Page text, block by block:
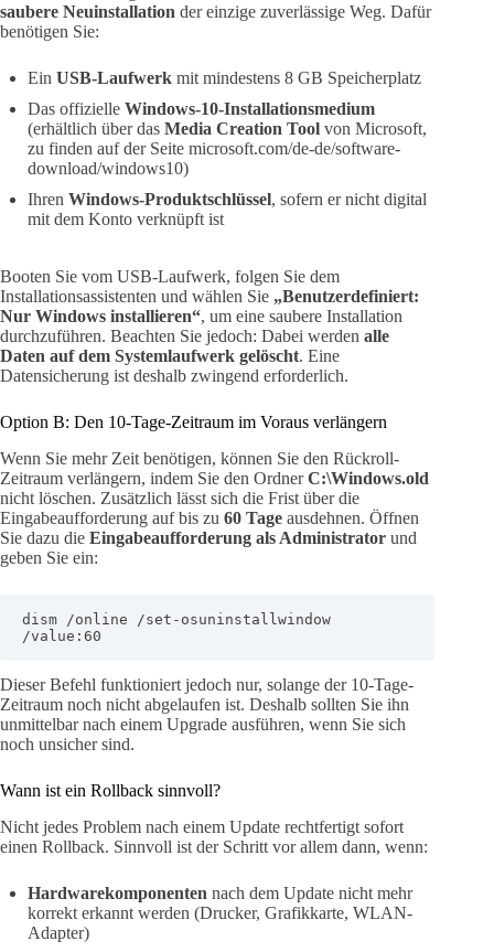
saubere Neuinstallation der einzige zuverlässige Weg. Dafür
benötigen Sie:
Ein USB-Laufwerk mit mindestens 8 GB Speicherplatz
Das offizielle Windows-10-Installationsmedium
(erhältlich über das Media Creation Tool von Microsoft,
zu finden auf der Seite microsoft.com/de-de/software-
download/windows10)
Ihren Windows-Produktschlüssel, sofern er nicht digital
mit dem Konto verknüpft ist
Booten Sie vom USB-Laufwerk, folgen Sie dem
Installationsassistenten und wählen Sie „Benutzerdefiniert:
Nur Windows installieren“, um eine saubere Installation
durchzuführen. Beachten Sie jedoch: Dabei werden alle
Daten auf dem Systemlaufwerk gelöscht. Eine
Datensicherung ist deshalb zwingend erforderlich.
Option B: Den 10-Tage-Zeitraum im Voraus verlängern
Wenn Sie mehr Zeit benötigen, können Sie den Rückroll-
Zeitraum verlängern, indem Sie den OrdnerC:\Windows.old
nicht löschen. Zusätzlich lässt sich die Frist über die
Eingabeaufforderung auf bis zu 60 Tage ausdehnen. Öffnen
Sie dazu die Eingabeaufforderung als Administrator und
geben Sie ein:
dism /online /set-osuninstallwindow
/value:60
Dieser Befehl funktioniert jedoch nur, solange der 10-Tage-
Zeitraum noch nicht abgelaufen ist. Deshalb sollten Sie ihn
unmittelbar nach einem Upgrade ausführen, wenn Sie sich
noch unsicher sind.
Wann ist ein Rollback sinnvoll?
Nicht jedes Problem nach einem Update rechtfertigt sofort
einen Rollback. Sinnvoll ist der Schritt vor allem dann, wenn:
Hardwarekomponenten nach dem Update nicht mehr
korrekt erkannt werden (Drucker, Grafikkarte, WLAN-
Adapter)